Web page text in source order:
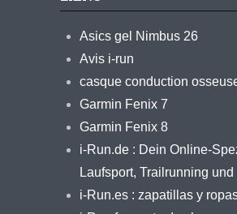
Asics gel Nimbus 26
Avis i-run
casque conduction
Garmin Fenix 7
Garmin Fenix 8
i-Run.de : Dein Online-
Laufsport, Trailrunning
i-Run.es : zapatillas y